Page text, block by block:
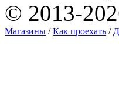
© 2013-
Магазины /Как проехать /